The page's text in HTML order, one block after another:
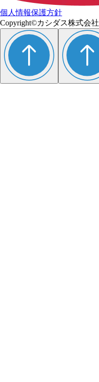
個人情報保護方針
Copyright©カシダス株式会社